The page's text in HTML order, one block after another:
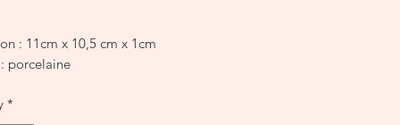
: 11cm x 10,5 cm x 1cm
porcelaine
*